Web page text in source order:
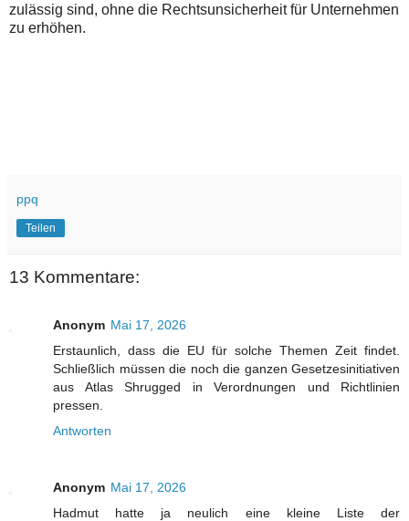
zulässig sind, ohne die Rechtsunsicherheit für Unternehmen
zu erhöhen.
ppq
Teilen
13 Kommentare:
Anonym Mai 17, 2026
Erstaunlich, dass die EU für solche Themen Zeit findet.
Schließlich müssen die noch die ganzen Gesetzesinitiativen
aus Atlas Shrugged in Verordnungen und Richtlinien
pressen.
Antworten
Anonym Mai 17, 2026
Hadmut hatte ja neulich eine kleine Liste der